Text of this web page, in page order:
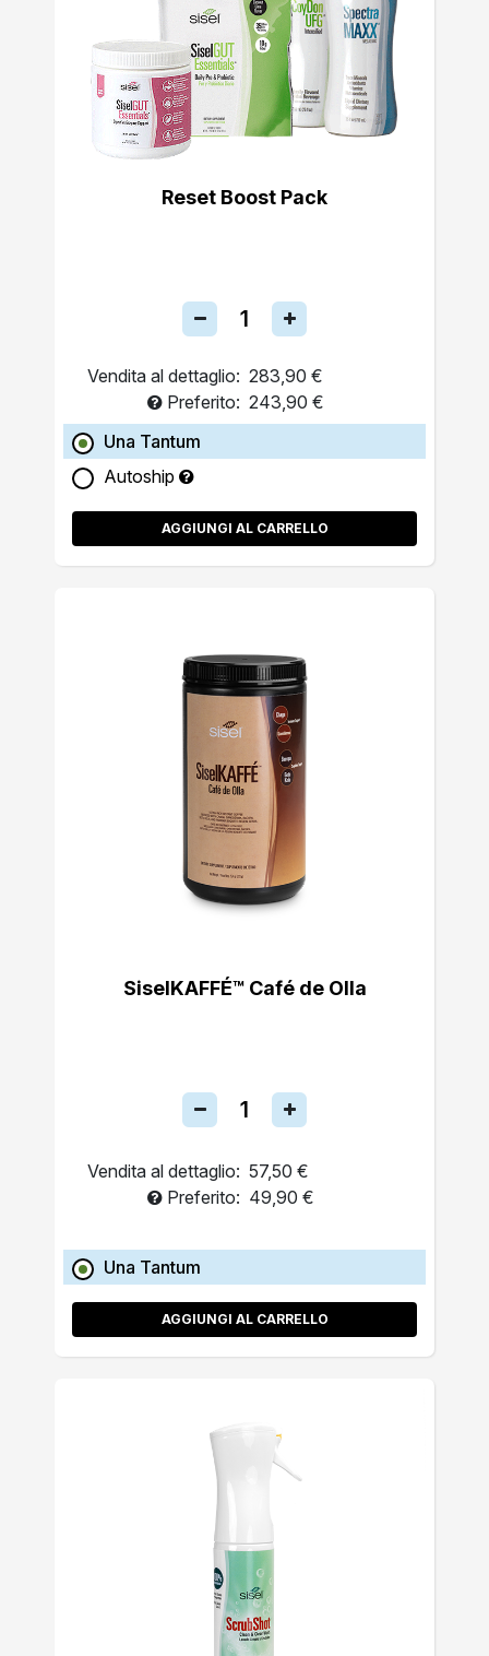
Reset Boost Pack
Vendita al dettaglio: 283,90 €
Preferito: 243,90 €
Una Tantum
Autoship
AGGIUNGI AL CARRELLO
SiselKAFFÉ™ Café de Olla
Vendita al dettaglio: 57,50 €
Preferito: 49,90 €
Una Tantum
AGGIUNGI AL CARRELLO